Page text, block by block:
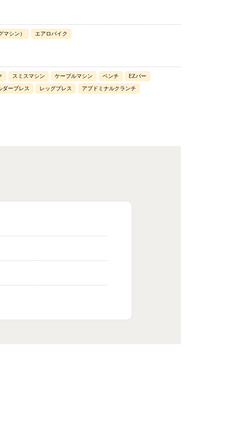
マシン） エアロバイク
スミスマシン ケーブルマシン ベンチ EZバー
ダープレス レッグプレス アブドミナルクランチ